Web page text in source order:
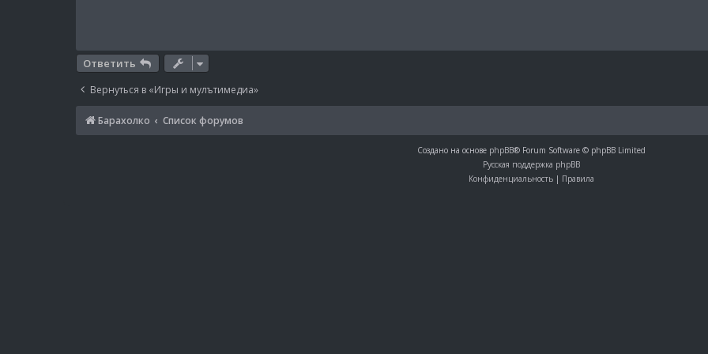
Ответить
Вернуться в «Игры и мулътимедиа»
Барахолко Список форумов
Создано на основе phpBB® Forum Software © phpBB Limited
Русская поддержка phpBB
Конфиденциальность| Правила